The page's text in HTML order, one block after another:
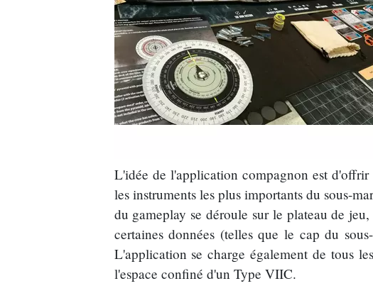
L'idée de l'application compagnon est
les instruments les plus importants du sous-
du gameplay se déroule sur le plateau de
certaines données (telles que le cap du
L'application se charge également de tous
l'espace confiné d'un Type VIIC.